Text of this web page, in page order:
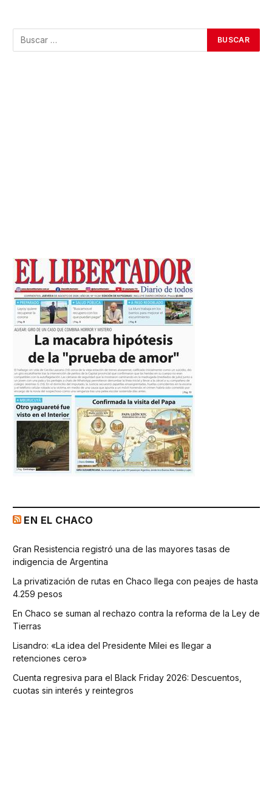
EN EL CHACO
Gran Resistencia registró una de las mayores tasas de
indigencia de Argentina
La privatización de rutas en Chaco llega con peajes de hasta
4.259 pesos
En Chaco se suman al rechazo contra la reforma de la Ley de
Tierras
Lisandro: «La idea del Presidente Milei es llegar a
retenciones cero»
Cuenta regresiva para el Black Friday 2026: Descuentos,
cuotas sin interés y reintegros